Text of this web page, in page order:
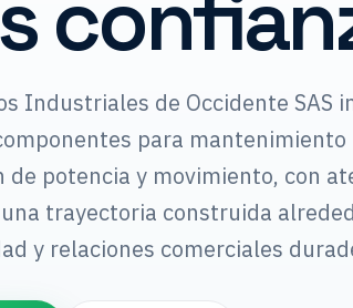
Industriales de Occidente SAS
para
de potencia y movimiento, con
trayectoria construida
y relaciones comerciales